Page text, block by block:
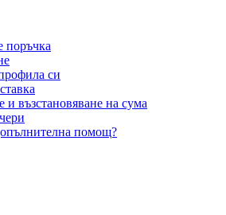
поръчка
си
възстановяване на сума
помощ?